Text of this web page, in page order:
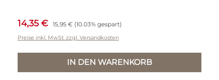
Verkaufspreis:
14,35 € Regulärer Preis:
15,95 € (10.03% gespart)
Preise inkl. MwSt. zzgl. Versandkosten
IN DEN WARENKORB